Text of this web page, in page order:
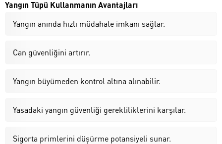
Yangın Tüpü Kullanmanın Avantajları
Yangın anında hızlı müdahale imkanı sağlar.
Can güvenliğini artırır.
Yangın büyümeden kontrol altına alınabilir.
Yasadaki yangın güvenliği gerekliliklerini karşılar.
Sigorta primlerini düşürme potansiyeli sunar.